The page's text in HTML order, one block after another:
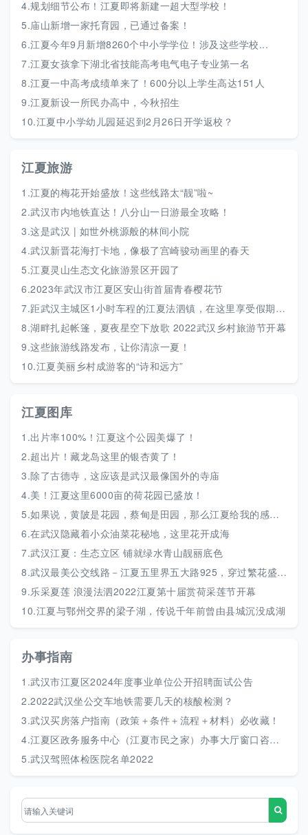
4.规划细节公布！江夏即将新建一超大型学校！
5.庙山新增一家托育园，已通过备案！
6.江夏今年9月新增8260个中小学学位！涉及这些学校...
7.江夏女孩拿下湖北省技能高考电气电子专业第一名
8.江夏一中高考成绩单来了！600分以上学生高达151人
9.江夏新设一所民办高中，今秋招生
10.江夏中小学幼儿园延迟到2月26日开学返校？
江夏旅游
1.江夏的梅花开始盛放！这些线路太“靓”啦~
2.武汉市内地铁直达！八分山一日游最全攻略！
3.这是武汉 | 如世外桃源般的林间小院
4.武汉新晋花海打卡地，像极了宫崎骏动画里的春天
5.江夏灵山生态文化旅游景区开园了
6.2023年武汉市江夏区安山街首届青春樱花节
7.距武汉主城区1小时车程的江夏法泗镇，在这里享受假期狂欢后的片刻宁静
8.湖畔扎起帐篷，夏夜星空下放歌 2022武汉乡村旅游节开幕
9.这些旅游线路发布，让你清凉一夏！
10.江夏美丽乡村成游客的“诗和远方”
江夏图库
1.出片率100%！江夏这个公园美爆了！
2.超出片！藏龙岛这里的银杏黄了！
3.除了古德寺，这应该是武汉最像国外的寺庙
4.美！江夏这里6000亩的荷花园已盛放！
5.如果说，黄陂是花园，蔡甸是田园，那么江夏给我的感觉是森系风格
6.在武汉隐藏着小众油菜花秘地，这里花开成海
7.武汉江夏：生态立区 铺就绿水青山靓丽底色
8.武汉最美公交线路－江夏五里界五大路925，穿过繁花盛开的田野、随风摇曳的麦田
9.乐采夏莲 浪漫法泗2022江夏第十届赏荷采莲节开幕
10.江夏与鄂州交界的梁子湖，传说千年前曾由县城沉没成湖
办事指南
1.武汉市江夏区2024年度事业单位公开招聘面试公告
2.2022武汉坐公交车地铁需要几天的核酸检测？
3.武汉买房落户指南（政策＋条件＋流程＋材料）必收藏！
4.江夏区政务服务中心（江夏市民之家）办事大厅窗口咨询电话
5.武汉驾照体检医院名单2022